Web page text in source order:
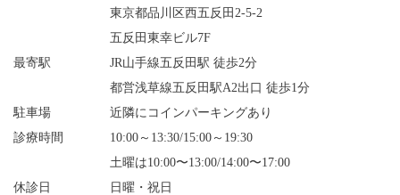
東京都品川区西五反田2-5-2
五反田東幸ビル7F
最寄駅
JR山手線五反田駅 徒歩2分
都営浅草線五反田駅A2出口 徒歩1分
駐車場
近隣にコインパーキングあり
診療時間
10:00～13:30/15:00～19:30
土曜は10:00〜13:00/14:00〜17:00
休診日
日曜・祝日